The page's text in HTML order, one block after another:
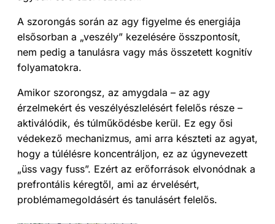
A szorongás során az agy figyelme és energiája
elsősorban a „veszély” kezelésére összpontosít,
nem pedig a tanulásra vagy más összetett kognitív
folyamatokra.
Amikor szorongsz, az amygdala – az agy
érzelmekért és veszélyészlelésért felelős része –
aktiválódik, és túlműködésbe kerül. Ez egy ősi
védekező mechanizmus, ami arra készteti az agyat,
hogy a túlélésre koncentráljon, ez az úgynevezett
„üss vagy fuss”. Ezért az erőforrások elvonódnak a
prefrontális kéregtől, ami az érvelésért,
problémamegoldásért és tanulásért felelős.